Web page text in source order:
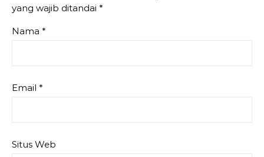
yang wajib ditandai *
Nama *
Email *
Situs Web